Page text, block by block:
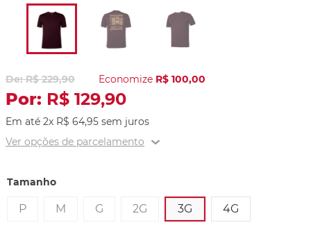
R$ 229,90 Economize R$ 100,00
R$ 129,90
Em até 2x R$ 64,95 sem juros
Ver opções de parcelamento
Tamanho
P M G 2G 3G 4G